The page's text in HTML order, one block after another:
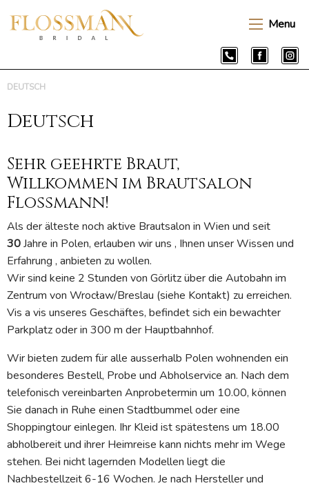
Menu
DEUTSCH
Deutsch
Sehr geehrte Braut,
Willkommen im Brautsalon
Flossmann!
Als der älteste noch aktive Brautsalon in Wien und seit
30Jahre in Polen, erlauben wir uns , Ihnen unser Wissen und
Erfahrung , anbieten zu wollen.
Wir sind keine 2 Stunden von Görlitz über die Autobahn im
Zentrum von Wrocław/Breslau (siehe Kontakt) zu erreichen.
Vis a vis unseres Geschäftes, befindet sich ein bewachter
Parkplatz oder in 300 m der Hauptbahnhof.
Wir bieten zudem für alle ausserhalb Polen wohnenden ein
besonderes Bestell, Probe und Abholservice an. Nach dem
telefonisch vereinbarten Anprobetermin um 10.00, können
Sie danach in Ruhe einen Stadtbummel oder eine
Shoppingtour einlegen. Ihr Kleid ist spätestens um 18.00
abholbereit und ihrer Heimreise kann nichts mehr im Wege
stehen. Bei nicht lagernden Modellen liegt die
Nachbestellzeit 6-16 Wochen. Je nach Hersteller und